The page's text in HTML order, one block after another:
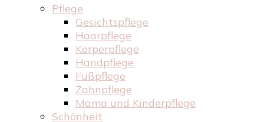
Pflege
Gesichtspflege
Haarpflege
Körperpflege
Handpflege
Fußpflege
Zahnpflege
Mama und Kinderpflege
Schönheit